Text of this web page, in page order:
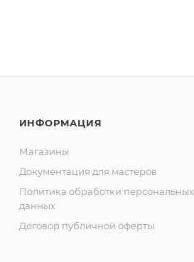
ИНФОРМАЦИЯ
Магазины
Документация для мастеров
Политика обработки персональных
данных
Договор публичной оферты